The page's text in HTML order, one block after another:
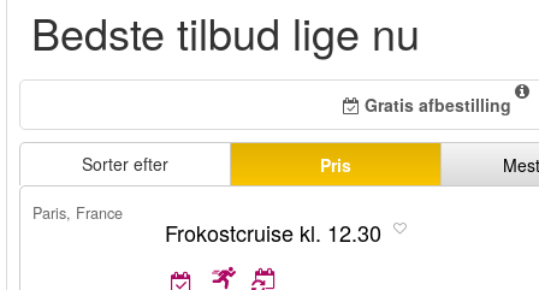
Bedste tilbud lige nu
Gratis afbestilling
Sorter efter Pris
Paris, France
Frokostcruise kl. 12.30